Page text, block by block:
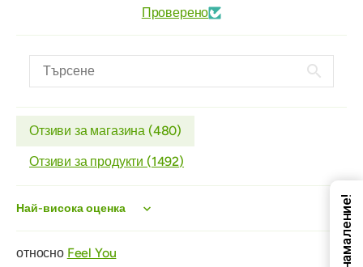
Проверено
Отзиви за магазина (480)
Отзиви за продукти (1492)
Sort by
Feel You